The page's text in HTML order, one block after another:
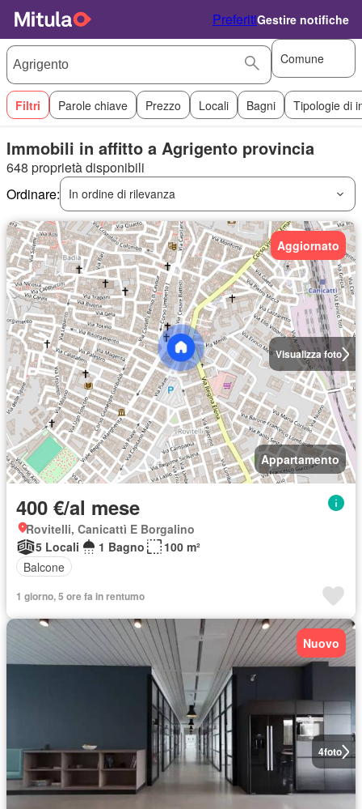
PreferitiGestire notifiche
Comune
Filtri Parole chiave Prezzo Locali Bagni Tipologie di
Immobili in affitto a Agrigento provincia
648 proprietà disponibili
Ordinare:
In ordine di rilevanza
Visualizza foto
Aggiornato
Appartamento
400 €/al mese
Rovitelli, Canicattì E Borgalino
5 Locali
1 Bagno
100 m²
Balcone
1 giorno, 5 ore fa in rentumo
4foto
Nuovo